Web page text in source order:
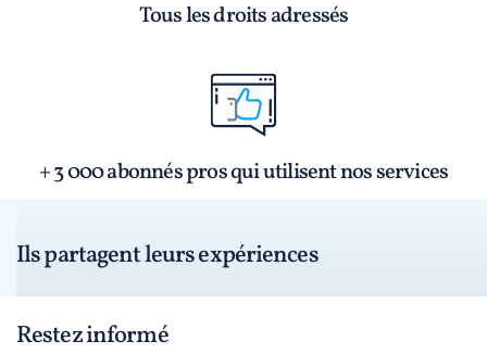
Tous les droits adressés
+ 3 000 abonnés pros qui utilisent nos services
Ils partagent leurs expériences
Restez informé